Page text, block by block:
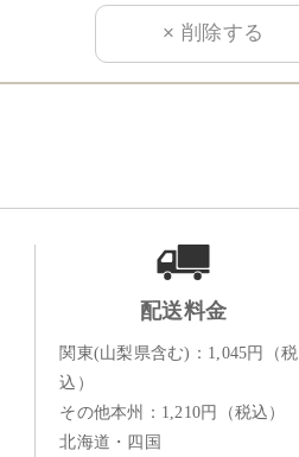
配送料金
関東(山梨県含む)：1,045円（税
込）
その他本州：1,210円（税込）
北海道・四国